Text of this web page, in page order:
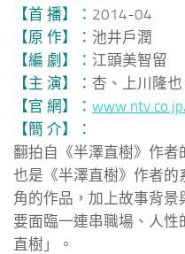
【首 播】： 2014-04
【原 作】： 池井戶潤
【編 劇】： 江頭美智留
【主 演】： 杏、上川隆
【官 網】：
【簡 介】：
翻拍自《半澤直樹》作
也是《半澤直樹》作者的
角的作品，加上故事背
要面臨一連串職場、人
直樹」。